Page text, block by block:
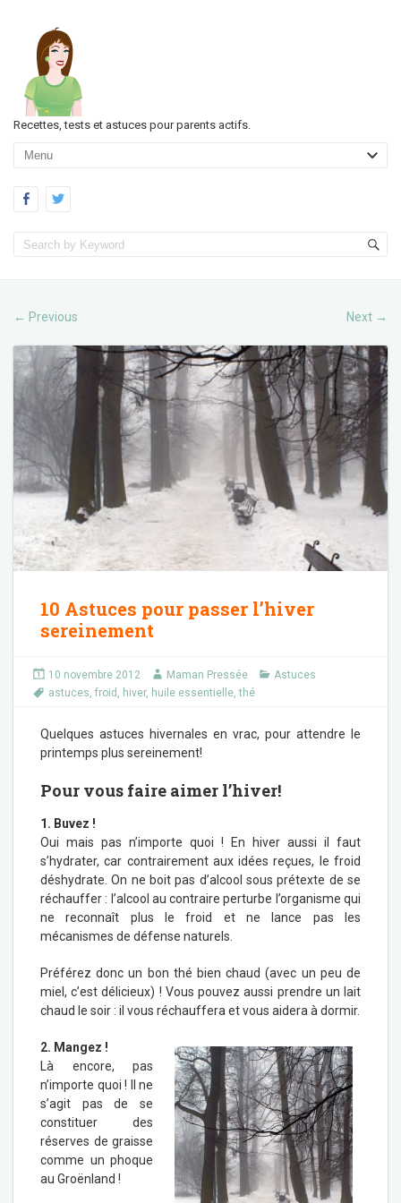
Recettes, tests et astuces pour parents actifs.
← Previous Next →
10 Astuces pour passer l’hiver
sereinement
10 novembre 2012 Maman Pressée
Astuces
astuces froid hiver, huile essentielle ,thé
Quelques astuces hivernales en vrac, pour attendre le
printemps plus sereinement!
Pour vous faire aimer l’hiver!
1. Buvez !
Oui mais pas n’importe quoi ! En hiver aussi il faut
s’hydrater, car contrairement aux idées reçues, le froid
déshydrate. On ne boit pas d’alcool sous prétexte de se
réchauffer : l’alcool au contraire perturbe l’organisme qui
ne reconnaît plus le froid et ne lance pas les
mécanismes de défense naturels.
Préférez donc un bon thé bien chaud (avec un peu de
miel, c’est délicieux) ! Vous pouvez aussi prendre un lait
chaud le soir : il vous réchauffera et vous aidera à dormir.
2. Mangez !
Là encore, pas
n’importe quoi ! Il ne
s’agit pas de se
constituer des
réserves de graisse
comme un phoque
au Groënland !